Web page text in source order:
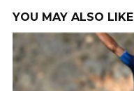
YOU MAY ALSO LIKE